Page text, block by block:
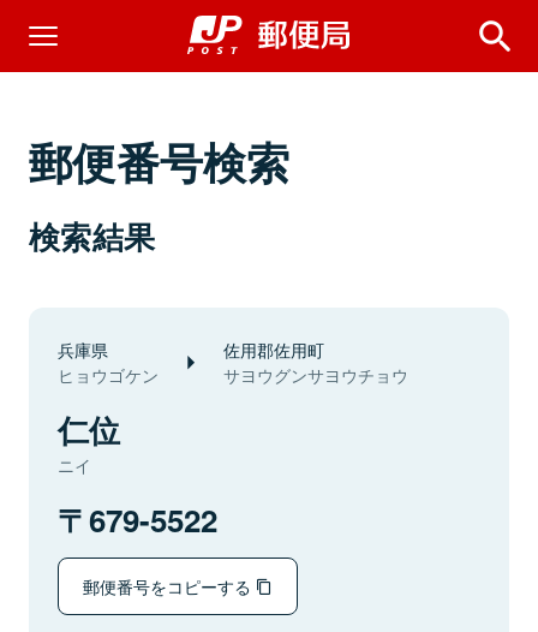
郵便番号検索
検索結果
兵庫県
ヒョウゴケン
佐用郡佐用町
サヨウグンサヨウチョウ
仁位
ニイ
679-5522
郵便番号をコピーする